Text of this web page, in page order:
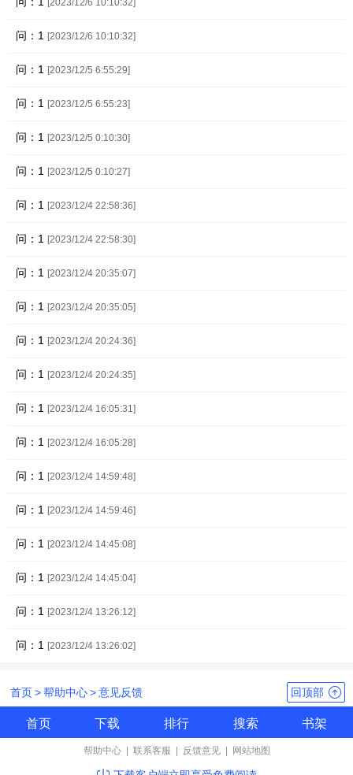
[2023/12/6 10:10:32]
问：1 [2023/12/6 10:10:32]
问：1 [2023/12/5 6:55:29]
问：1 [2023/12/5 6:55:23]
问：1 [2023/12/5 0:10:30]
问：1 [2023/12/5 0:10:27]
问：1 [2023/12/4 22:58:36]
问：1 [2023/12/4 22:58:30]
问：1 [2023/12/4 20:35:07]
问：1 [2023/12/4 20:35:05]
问：1 [2023/12/4 20:24:36]
问：1 [2023/12/4 20:24:35]
问：1 [2023/12/4 16:05:31]
问：1 [2023/12/4 16:05:28]
问：1 [2023/12/4 14:59:48]
问：1 [2023/12/4 14:59:46]
问：1 [2023/12/4 14:45:08]
问：1 [2023/12/4 14:45:04]
问：1 [2023/12/4 13:26:12]
问：1 [2023/12/4 13:26:02]
首页>帮助中心>意见反馈 回顶部
首页 下载 排行 搜索 书架
帮助中心 联系客服 反馈意见 网站地图